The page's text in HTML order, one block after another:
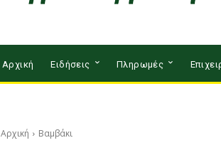
Αρχική Ειδήσεις Πληρωμές
Αρχική Βαμβάκι